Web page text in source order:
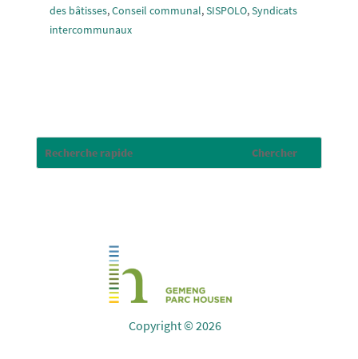
des bâtisses,Conseil communal,SISPOLO,Syndicats
intercommunaux
Copyright © 2026